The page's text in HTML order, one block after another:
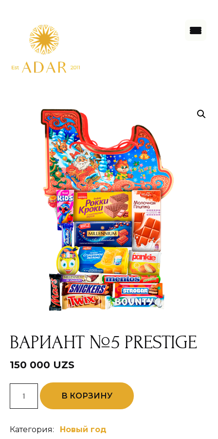
ВАРИАНТ №5 PRESTIGE
150 000 UZS
Количество
товара
В КОРЗИНУ
Категория: Новый год